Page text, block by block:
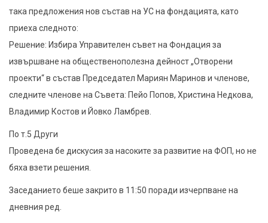
така предложения нов състав на УС на фондацията, като
приеха следното:
Решение: Избира Управителен съвет на Фондация ‬за
извършване на общественополезна дейност‭ ‬„Отворени
проекти‭“ в състав Председател Мариян Маринов и членове,
следните членове на Съвета: Пейо Попов, Христина Недкова,
Владимир Костов и Йовко Ламбрев.
По т.5 Други
Проведена бе дискусия за насоките за развитие на ФОП, но не
бяха взети решения.
Заседанието беше закрито в 11:50 поради изчерпване на
дневния ред.